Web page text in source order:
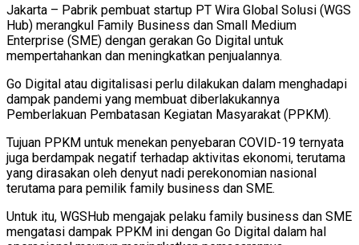
Jakarta – Pabrik pembuat startup PT Wira Global Solusi (WGS
Hub) merangkul Family Business dan Small Medium
Enterprise (SME) dengan gerakan Go Digital untuk
mempertahankan dan meningkatkan penjualannya.
Go Digital atau digitalisasi perlu dilakukan dalam menghadapi
dampak pandemi yang membuat diberlakukannya
Pemberlakuan Pembatasan Kegiatan Masyarakat (PPKM).
Tujuan PPKM untuk menekan penyebaran COVID-19 ternyata
juga berdampak negatif terhadap aktivitas ekonomi, terutama
yang dirasakan oleh denyut nadi perekonomian nasional
terutama para pemilik family business dan SME.
Untuk itu, WGSHub mengajak pelaku family business dan SME
mengatasi dampak PPKM ini dengan Go Digital dalam hal